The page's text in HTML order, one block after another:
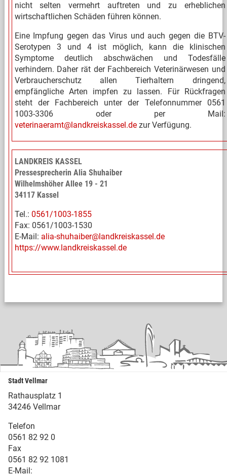
nicht selten vermehrt auftreten und zu erheblichen
wirtschaftlichen Schäden führen können.
Eine Impfung gegen das Virus und auch gegen die BTV-
Serotypen 3 und 4 ist möglich, kann die klinischen
Symptome deutlich abschwächen und Todesfälle
verhindern. Daher rät der Fachbereich Veterinärwesen und
Verbraucherschutz allen Tierhaltern dringend,
empfängliche Arten impfen zu lassen. Für Rückfragen
steht der Fachbereich unter der Telefonnummer 0561
1003-3306 oder per Mail:
veterinaeramt@landkreiskassel.dezur Verfügung.
LANDKREIS KASSEL
Pressesprecherin Alia Shuhaiber
Wilhelmshöher Allee 19 - 21
34117 Kassel
Tel.: 0561/1003-1855
Fax: 0561/1003-1530
E-Mail: alia-shuhaiber@landkreiskassel.de
https://www.landkreiskassel.de
Stadt Vellmar
Rathausplatz 1
34246 Vellmar
Telefon
0561 82 92 0
Fax
0561 82 92 1081
E-Mail: